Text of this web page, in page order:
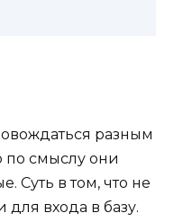
разным
по смыслу они
Суть в том, что не
для входа в базу.